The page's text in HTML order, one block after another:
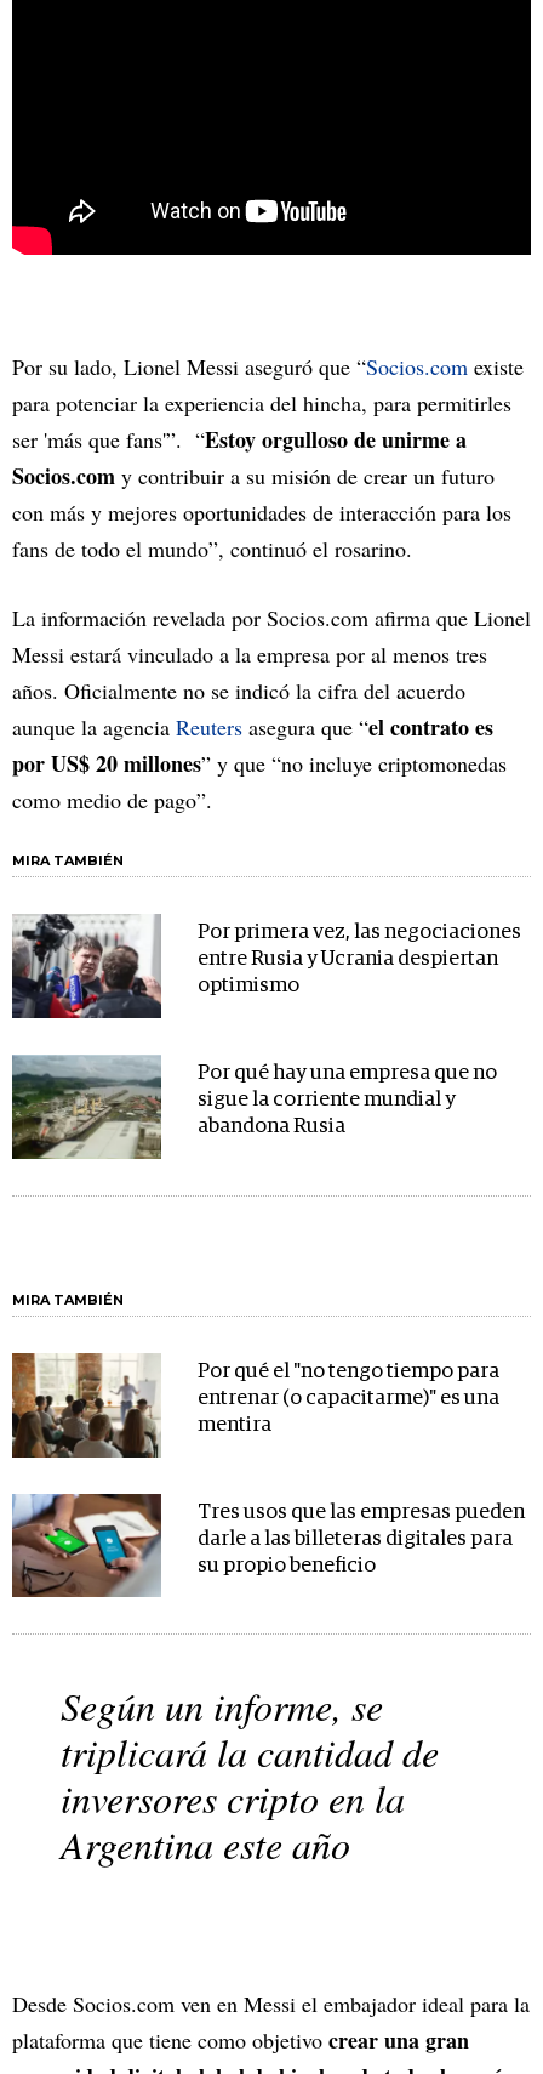
Por su lado, Lionel Messi aseguró que “Socios.com existe
para potenciar la experiencia del hincha, para permitirles
ser 'más que fans'”. “Estoy orgulloso de unirme a
Socios.com y contribuir a su misión de crear un futuro
con más y mejores oportunidades de interacción para los
fans de todo el mundo”, continuó el rosarino.
La información revelada por Socios.com afirma que Lionel
Messi estará vinculado a la empresa por al menos tres
años. Oficialmente no se indicó la cifra del acuerdo
aunque la agencia Reuters asegura que “el contrato es
por US$ 20 millones” y que “no incluye criptomonedas
como medio de pago”.
MIRA TAMBIÉN
Por primera vez, las negociaciones
entre Rusia y Ucrania despiertan
optimismo
Por qué hay una empresa que no
sigue la corriente mundial y
abandona Rusia
MIRA TAMBIÉN
Por qué el "no tengo tiempo para
entrenar (o capacitarme)" es una
mentira
Tres usos que las empresas pueden
darle a las billeteras digitales para
su propio beneficio
Según un informe, se
triplicará la cantidad de
inversores cripto en la
Argentina este año
Desde Socios.com ven en Messi el embajador ideal para la
plataforma que tiene como objetivo crear una gran